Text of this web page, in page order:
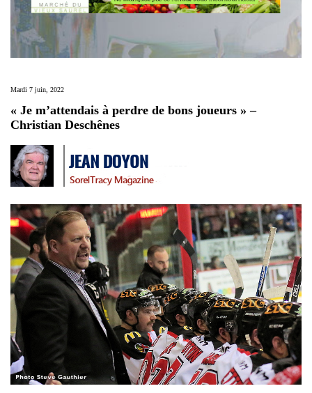
Mardi 7 juin, 2022
« Je m’attendais à perdre de bons joueurs » –
Christian Deschênes